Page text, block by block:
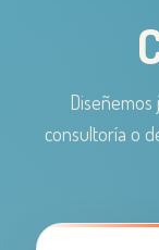
consultoría o